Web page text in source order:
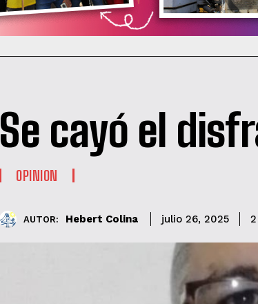
Se cayó el
OPINION
AUTOR: Hebert Colina julio 26, 2025 2